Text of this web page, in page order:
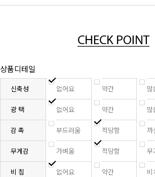
상품디테일
신축성 없어요 약간 많
광 택 없어요 약간 많
감 촉 부드러움 적당함 까
무게감 가벼움 적당함 무
비 침 없어요 약간 비